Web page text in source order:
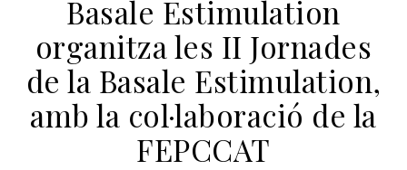
Basale Estimulation
organitza les II Jornades
de la Basale Estimulation,
amb la col·laboració de la
FEPCCAT